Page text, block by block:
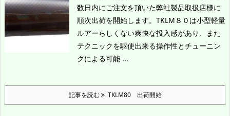
数日内にご注文を頂いた弊社製品取扱店様に
順次出荷を開始します。 TKLM８０は小型軽量
ルアーらしくない爽快な投入感があり、また
テクニックを駆使出来る操作性とチューニン
グによる可能 ...
記事を読む TKLM80 出荷開始